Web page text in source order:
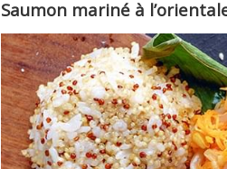
Saumon mariné à